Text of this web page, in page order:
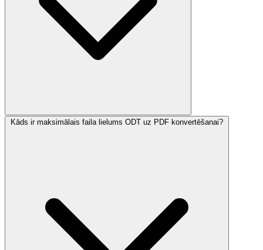
Kāds ir maksimālais faila lielums ODT uz PDF konvertēšanai?